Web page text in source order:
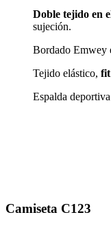
Doble tejido en
sujeción.
Bordado Emwey
Tejido elástico, fit
Espalda
Camiseta C123